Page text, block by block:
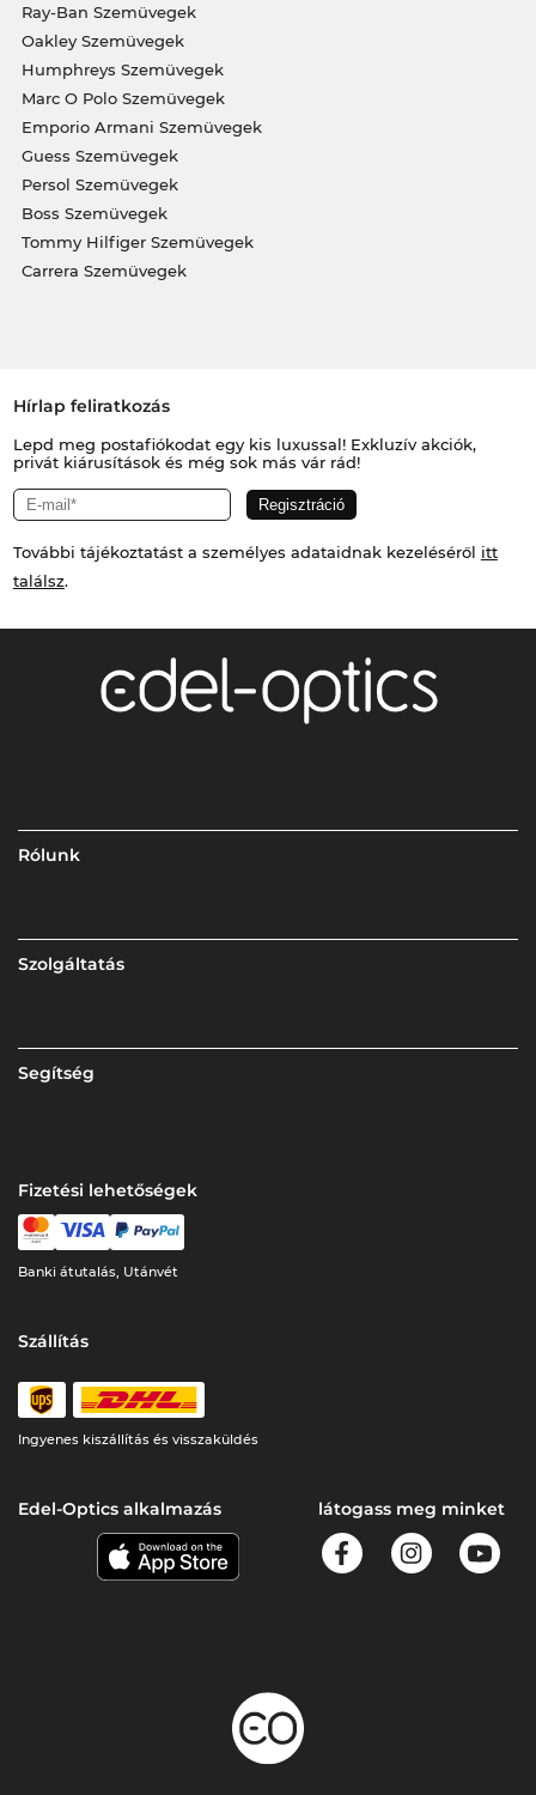
Ray-Ban Szemüvegek
Oakley Szemüvegek
Humphreys Szemüvegek
Marc O Polo Szemüvegek
Emporio Armani Szemüvegek
Guess Szemüvegek
Persol Szemüvegek
Boss Szemüvegek
Tommy Hilfiger Szemüvegek
Carrera Szemüvegek
Hírlap feliratkozás
Lepd meg postafiókodat egy kis luxussal! Exkluzív akciók,
privát kiárusítások és még sok más vár rád!
További tájékoztatást a személyes adataidnak kezeléséről itt
találsz.
Rólunk
Szolgáltatás
Segítség
Fizetési lehetőségek
Banki átutalás, Utánvét
Szállítás
Ingyenes kiszállítás és visszaküldés
Edel-Optics alkalmazás látogass meg minket